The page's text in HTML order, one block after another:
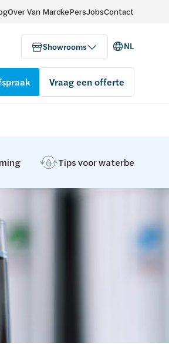
Over Van MarckePersJobsContact
Showrooms NL
Vraag een offerte
Tips voor